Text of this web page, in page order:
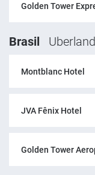
Golden Tower
Brasil
Montblanc Hotel
JVA Fênix Hotel
Golden Tower